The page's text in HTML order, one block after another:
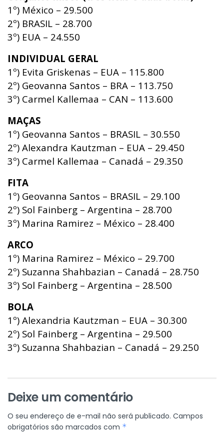
1º) México – 29.500
2º) BRASIL – 28.700
3º) EUA – 24.550
INDIVIDUAL GERAL
1º) Evita Griskenas – EUA – 115.800
2º) Geovanna Santos – BRA – 113.750
3º) Carmel Kallemaa – CAN – 113.600
MAÇAS
1º) Geovanna Santos – BRASIL – 30.550
2º) Alexandra Kautzman – EUA – 29.450
3º) Carmel Kallemaa – Canadá – 29.350
FITA
1º) Geovanna Santos – BRASIL – 29.100
2º) Sol Fainberg – Argentina – 28.700
3º) Marina Ramirez – México – 28.400
ARCO
1º) Marina Ramirez – México – 29.700
2º) Suzanna Shahbazian – Canadá – 28.750
3º) Sol Fainberg – Argentina – 28.500
BOLA
1º) Alexandria Kautzman – EUA – 30.300
2º) Sol Fainberg – Argentina – 29.500
3º) Suzanna Shahbazian – Canadá – 29.250
Deixe um comentário
O seu endereço de e-mail não será publicado. Campos
obrigatórios são marcados com *